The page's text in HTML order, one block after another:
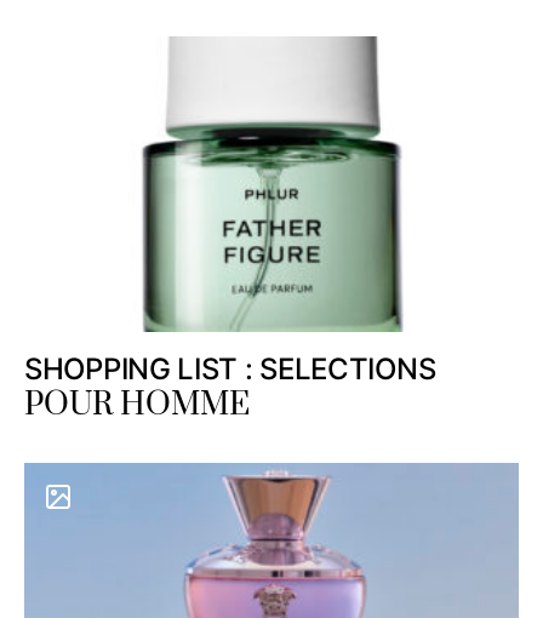
SHOPPING LIST : SELECTIONS
POUR HOMME